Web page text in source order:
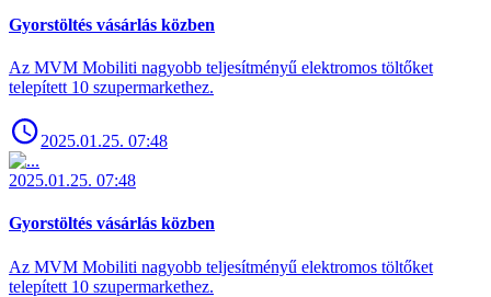
Gyorstöltés vásárlás közben
Az MVM Mobiliti nagyobb teljesítményű elektromos töltőket
telepített 10 szupermarkethez.
2025.01.25. 07:48
2025.01.25. 07:48
Gyorstöltés vásárlás közben
Az MVM Mobiliti nagyobb teljesítményű elektromos töltőket
telepített 10 szupermarkethez.